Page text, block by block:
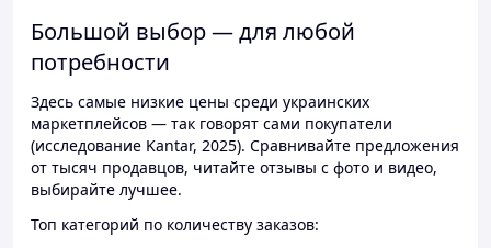
Большой выбор — для любой
потребности
Здесь самые низкие цены среди украинских
маркетплейсов — так говорят сами покупатели
(исследование Kantar, 2025). Сравнивайте предложения
от тысяч продавцов, читайте отзывы с фото и видео,
выбирайте лучшее.
Топ категорий по количеству заказов: